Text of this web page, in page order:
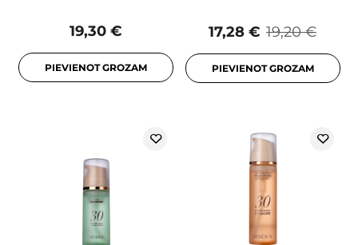
19,30 €
PIEVIENOT GROZAM
19,20 €
17,28 €
PIEVIENOT GROZAM